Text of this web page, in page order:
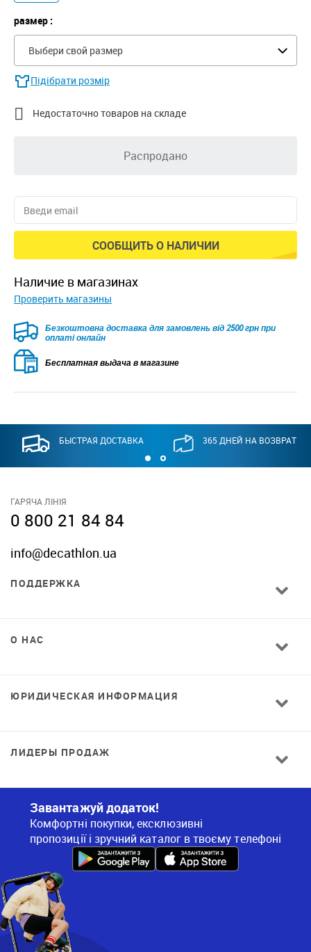
размер :
Выбери свой размер
Підібрати розмір
 Недостаточно товаров на складе
Распродано
СООБЩИТЬ О НАЛИЧИИ
наличие в магазинах
Проверить магазины
Безкоштовна доставка для замовлень від 2500 грн при
оплаті онлайн
Бесплатная выдача в магазине
БЫСТРАЯ ДОСТАВКА 365 ДНЕЙ НА ВОЗВРАТ
ГАРЯЧА ЛІНІЯ
0 800 21 84 84
info@decathlon.ua
ПОДДЕРЖКА
О НАС
ЮРИДИЧЕСКАЯ ИНФОРМАЦИЯ
ЛИДЕРЫ ПРОДАЖ
Завантажуй додаток!
Комфортні покупки, ексклюзивні
пропозиції і зручний каталог в твоєму телефоні